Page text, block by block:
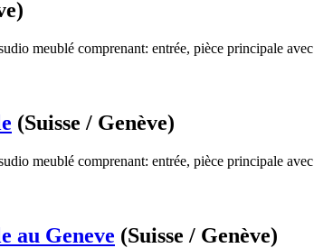
meublé comprenant: entrée, pièce principale avec
(Suisse / Genève)
meublé comprenant: entrée, pièce principale avec
au Geneve (Suisse / Genève)